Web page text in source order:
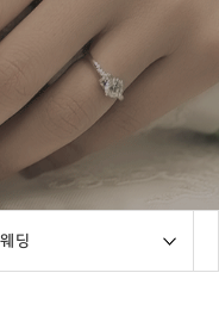
웨딩